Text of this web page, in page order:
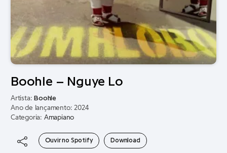
Boohle – Nguye Lo
Artista: Boohle
Ano de lançamento: 2024
Categoria: Amapiano
Ouvir no Spotify Download